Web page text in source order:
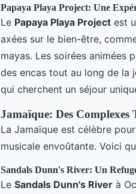
Papaya Playa Project: Une
Le Papaya Playa Project est
axées sur le bien-être,
mayas. Les soirées animées
des encas tout au long de la
qui cherchent un séjour
Jamaïque: Des Complexes
La Jamaïque est célèbre
musicale envoûtante. Voici
Sandals Dunn's River: Un
Le Sandals Dunn's River à